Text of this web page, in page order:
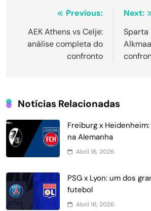
Navegação
de
Post
Previous:
AEK Athens vs Celje:
análise completa do
confronto
Next:
Sparta
Notícias Relacionadas
Freiburg x
na Alemanha
Abril 16, 2026
PSG x Lyon: um dos
futebol
Abril 16, 2026